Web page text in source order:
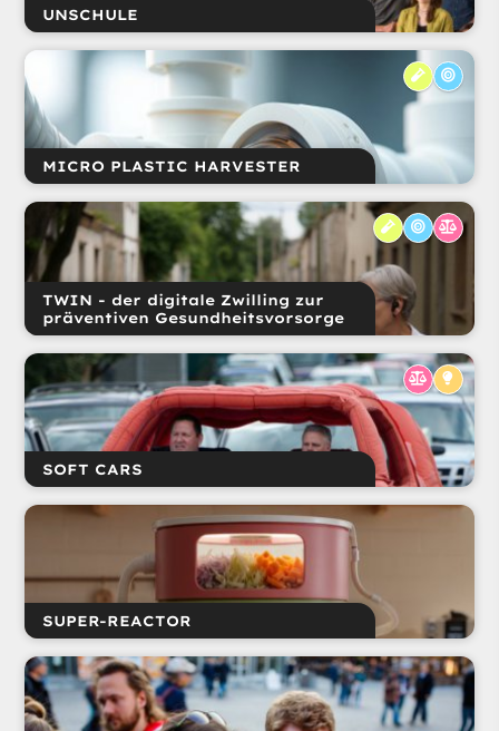
UNSCHULE
MICRO PLASTIC HARVESTER
TWIN - der digitale Zwilling zur
präventiven Gesundheitsvorsorge
SOFT CARS
SUPER-REACTOR